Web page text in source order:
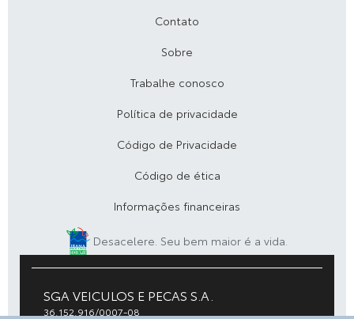
Contato
Sobre
Trabalhe conosco
Política de privacidade
Código de Privacidade
Código de ética
Informações financeiras
Desacelere. Seu bem maior é a vida.
SGA VEICULOS E PECAS S.A.
36.152.916/0007-08